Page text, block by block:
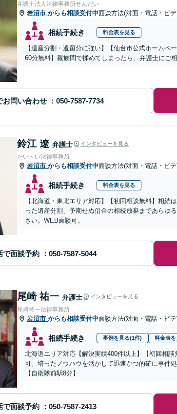
弁護士法人法律事務所せんだい
岩沼市 からも相談受付中面談方法(対面・電話・ビ
相続手続き 料金表を見る
【遺産分割・遺留分に強い】【仙台市公式ホーム
60分無料】親族間で揉めてしまったら、弁護士にご相
お問い合わせ
鈴江 遼 弁護士 インタビューを見る
たいへい法律事務所
岩沼市 からも相談受付中面談方法(対面・電話・ビ
相続手続き 料金表を見る
【北海道・東北エリア対応】【初回相談無料】相続
った遺産分割、予期せぬ借金の相続放棄まであらゆ
さい。WEB面談可。
で面談予約
尾崎 祐一 弁護士 インタビューを見る
尾崎祐一法律事務所
岩沼市 からも相談受付中面談方法(対面・電話・ビ
相続手続き 事例を見る(1件) 料金表を
北海道エリア対応【解決実績400件以上】【初回相
可。培ったノウハウを活かして迅速かつ的確に事件
【自衛隊前駅8分】
で面談予約